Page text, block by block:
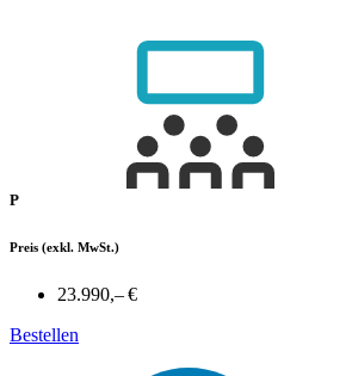
P
Preis (exkl. MwSt.)
23.990,– €
Bestellen